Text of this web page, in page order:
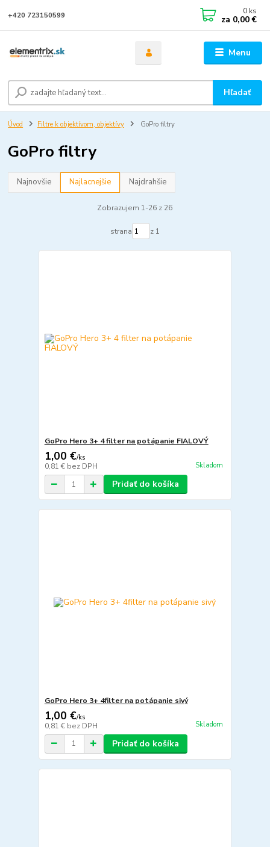
Menu
Hľadať
+420 723150599 0 ks
za 0,00 €
Úvod Filtre k objektívom, objektívy GoPro filtry
GoPro filtry
Najnovšie Najlacnejšie Najdrahšie
Zobrazujem 1-26 z 26
strana z 1
GoPro Hero 3+ 4 filter na potápanie FIALOVÝ
1,00 €/ks
0,81 € bez DPH Skladom
Pridať do košíka
GoPro Hero 3+ 4filter na potápanie sivý
1,00 €/ks
0,81 € bez DPH Skladom
Pridať do košíka